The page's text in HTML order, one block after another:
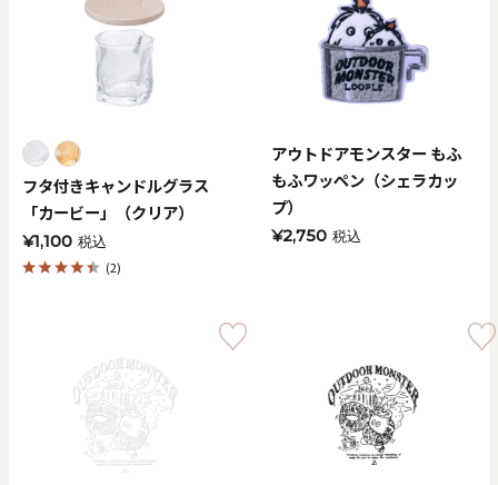
お買い物ガイド お知らせ お問い合わせ
フタ付きキャンドルグラス
「カービー」（クリア）
¥1,100 税込
(2)
アウトドアモンスター もふ
もふワッペン（シェラカッ
プ）
¥2,750 税込